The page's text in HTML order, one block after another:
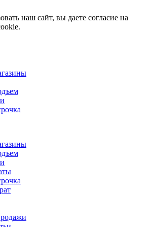
наш сайт, вы даете согласие на